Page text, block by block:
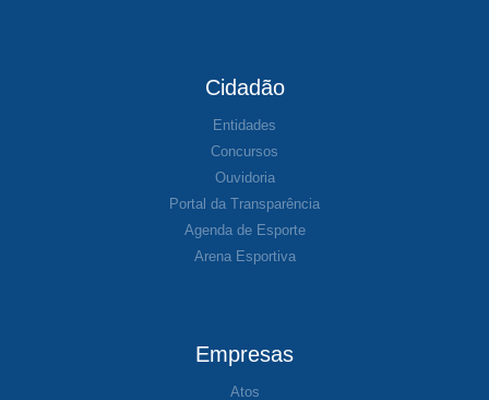
Cidadão
Entidades
Concursos
Ouvidoria
Portal da Transparência
Agenda de Esporte
Arena Esportiva
Empresas
Atos